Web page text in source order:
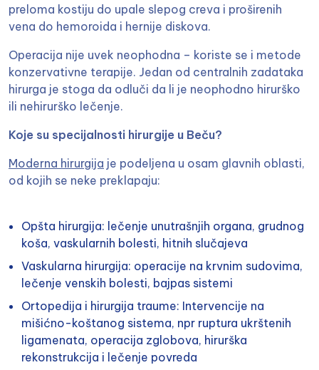
preloma kostiju do upale slepog creva i proširenih
vena do hemoroida i hernije diskova.
Operacija nije uvek neophodna – koriste se i metode
konzervativne terapije. Jedan od centralnih zadataka
hirurga je stoga da odluči da li je neophodno hirurško
ili nehirurško lečenje.
Koje su specijalnosti hirurgije u Beču?
Moderna hirurgija je podeljena u osam glavnih oblasti,
od kojih se neke preklapaju:
Opšta hirurgija: lečenje unutrašnjih organa, grudnog
koša, vaskularnih bolesti, hitnih slučajeva
Vaskularna hirurgija: operacije na krvnim sudovima,
lečenje venskih bolesti, bajpas sistemi
Ortopedija i hirurgija traume: Intervencije na
mišićno-koštanog sistema, npr ruptura ukrštenih
ligamenata, operacija zglobova, hirurška
rekonstrukcija i lečenje povreda